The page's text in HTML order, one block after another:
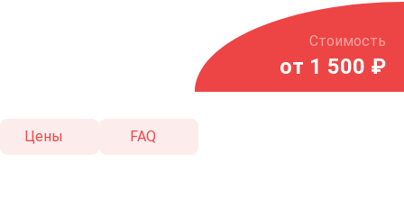
Стоимость
от 1 500 ₽
Цены FAQ